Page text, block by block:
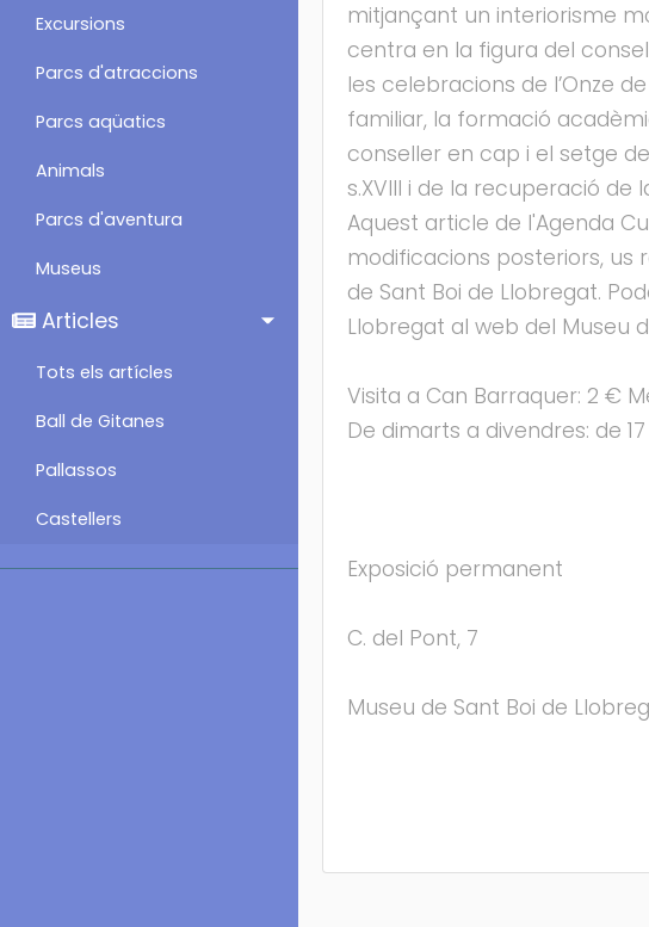
Excursions
Parcs d'atraccions
Parcs aqüatics
Animals
Parcs d'aventura
Museus
Articles
Tots els artícles
Ball de Gitanes
Pallassos
Castellers
mitjançant un interiorisme
centra en la figura del
les celebracions de l’Onze
familiar, la formació
conseller en cap i el setge
s.XVIII i de la recuperació
Aquest article de l'Agenda
modificacions posteriors,
de Sant Boi de Llobregat.
Llobregat al web del Museu
Visita a Can Barraquer: 2 €
De dimarts a divendres: de 17
Exposició permanent
C. del Pont, 7
Museu de Sant Boi de